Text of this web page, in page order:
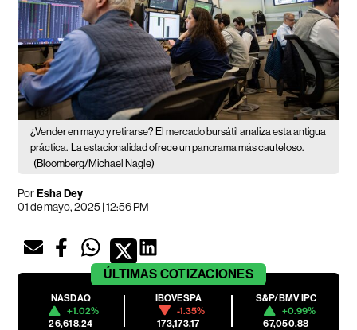
¿Vender en mayo y retirarse? El mercado bursátil analiza esta antigua
práctica.
La estacionalidad ofrece un panorama más cauteloso.
(Bloomberg/Michael Nagle)
PorEsha Dey
01 de mayo, 2025 | 12:56 PM
ÚLTIMAS COTIZACIONES
NASDAQ
+1.02%
26,618.24
IBOVESPA
-1.35%
173,173.17
S&P/BMV IPC
+0.99%
67,050.88